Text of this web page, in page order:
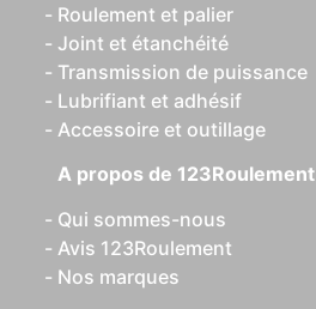
Roulement et palier
Joint et étanchéité
Transmission de puissance
Lubrifiant et adhésif
Accessoire et outillage
A propos de 123Roulement
Qui sommes-nous
Avis 123Roulement
Nos marques